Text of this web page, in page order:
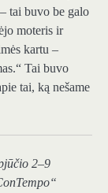
tai buvo be galo
moteris ir
kartu –
Tai buvo
tai, ką nešame
2–9